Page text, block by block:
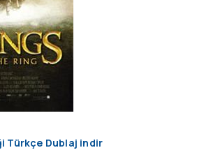
Türkçe Dublaj indir